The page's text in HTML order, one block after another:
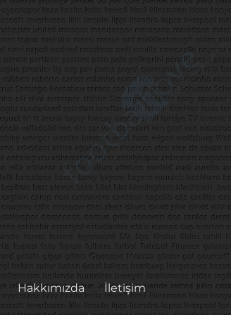
Hakkımızda İletişim